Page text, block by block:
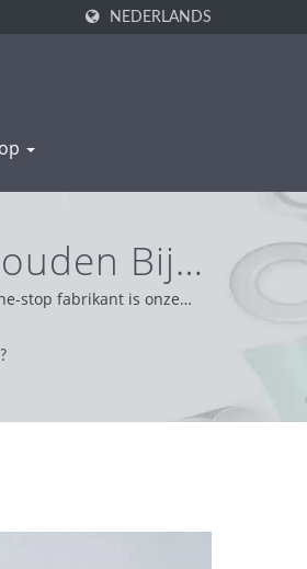
NEDERLANDS
Bij
stop fabrikant is onze
en betrouwbare